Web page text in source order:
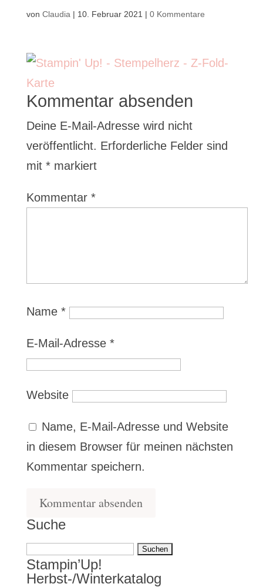
von Claudia | 10. Februar 2021 | 0 Kommentare
Kommentar absenden
Deine E-Mail-Adresse wird nicht
veröffentlicht. Erforderliche Felder sind
mit *markiert
Kommentar *
Name *
E-Mail-Adresse *
Website
Name, E-Mail-Adresse und Website
in diesem Browser für meinen nächsten
Kommentar speichern.
Suche
Suchen
nach:
Stampin’Up!
Herbst-/Winterkatalog